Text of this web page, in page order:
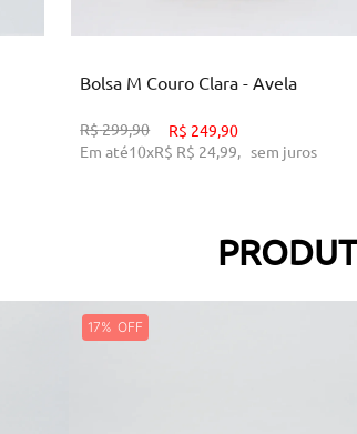
Bolsa M Couro Clara - Avela
R$299,90 R$ 249,90
Em até10xR$ R$ 24,99, sem juros
17%